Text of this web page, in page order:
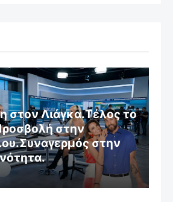
στον Λιάγκα.Τέλος το
στην
στην